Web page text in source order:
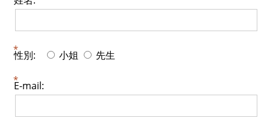
性別: 小姐 先生
E-mail: